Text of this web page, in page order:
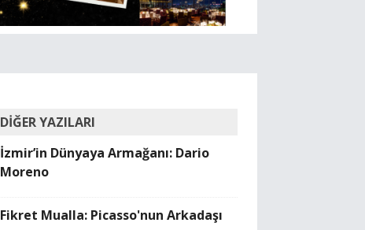
DİĞER YAZILARI
İzmir’in Dünyaya Armağanı: Dario
Moreno
Fikret Mualla: Picasso'nun Arkadaşı